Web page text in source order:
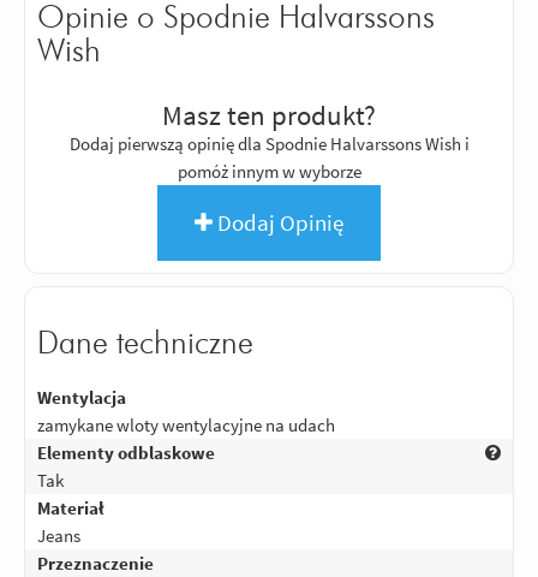
Opinie o Spodnie Halvarssons
Wish
Masz ten produkt?
Dodaj pierwszą opinię dla Spodnie Halvarssons Wish i
pomóż innym w wyborze
Dodaj Opinię
Dane techniczne
Wentylacja
zamykane wloty wentylacyjne na udach
Elementy odblaskowe
Tak
Materiał
Jeans
Przeznaczenie